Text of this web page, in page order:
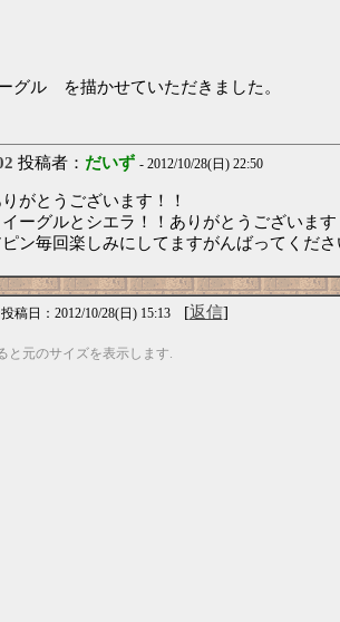
グル を描かせていただきました。
投稿者： だいず - 2012/10/28(日) 22:50
がとうございます！！
ーグルとシエラ！！ありがとうございます
ン毎回楽しみにしてますがんばってくだ
投稿日：2012/10/28(日) 15:13[返信]
と元のサイズを表示します.